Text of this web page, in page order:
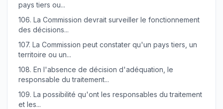
pays tiers ou...
106. La Commission devrait surveiller le fonctionnement
des décisions...
107. La Commission peut constater qu'un pays tiers, un
territoire ou un...
108. En l'absence de décision d'adéquation, le
responsable du traitement...
109. La possibilité qu'ont les responsables du traitement
et les...